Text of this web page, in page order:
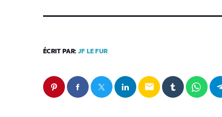
ÉCRIT PAR: JF LE FUR
email